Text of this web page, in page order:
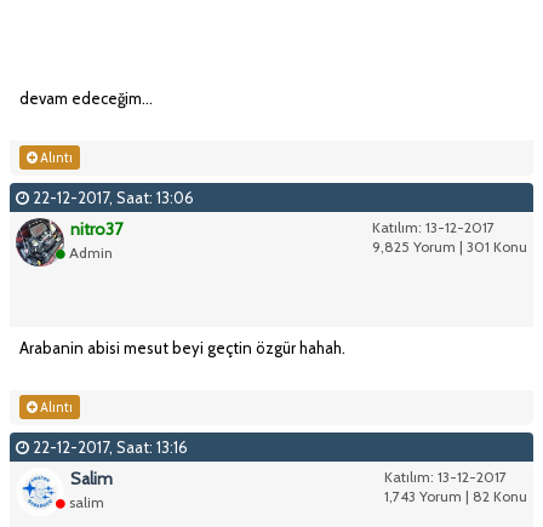
devam edeceğim...
Alıntı
22-12-2017, Saat: 13:06
Katılım: 13-12-2017
9,825 Yorum | 301 Konu
nitro37
Admin
Arabanin abisi mesut beyi geçtin özgür hahah.
Alıntı
22-12-2017, Saat: 13:16
Katılım: 13-12-2017
1,743 Yorum | 82 Konu
Salim
salim